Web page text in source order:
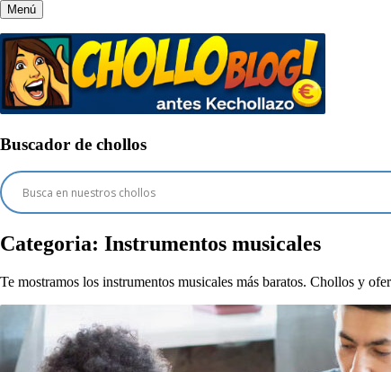
Menú
Buscador de chollos
Categoria: Instrumentos musicales
Te mostramos los instrumentos musicales más baratos. Chollos y